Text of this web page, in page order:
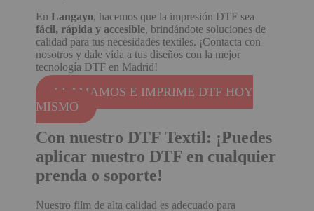
EnLangayo, hacemos que la impresión DTF sea
fácil, rápida y accesible, brindándote soluciones de
calidad para tus necesidades textiles. ¡Contacta con
nosotros y dale vida a tus diseños con la mejor
tecnología DTF en Madrid!
LLAMAMOS E IMPRIME DTF HOY
MISMO
Con nuestro DTF Textil: ¡Puedes
aplicar nuestro DTF en cualquier
prenda o soporte!
Nuestro film de alta calidad es adecuado para